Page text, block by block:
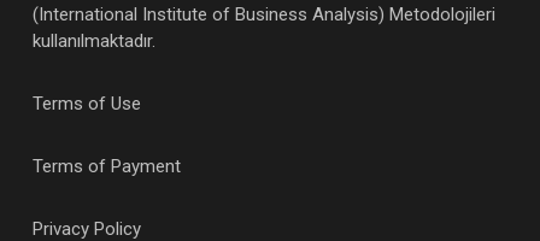
(International Institute of Business Analysis) Metodolojileri
kullanılmaktadır.
Terms of Use
Terms of Payment
Privacy Policy